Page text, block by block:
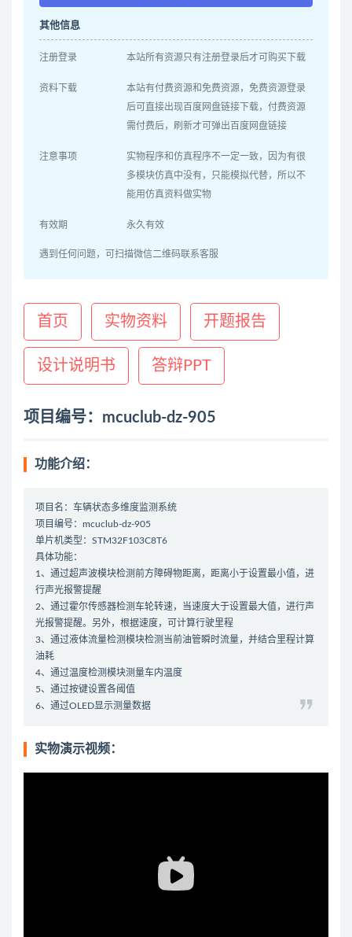
其他信息
注册登录 本站所有资源只有注册登录后才可购买下载
资料下载
本站有付费资源和免费资源，免费资源登录
后可直接出现百度网盘链接下载，付费资源
需付费后，刷新才可弹出百度网盘链接
注意事项
实物程序和仿真程序不一定一致，因为有很
多模块仿真中没有，只能模拟代替，所以不
能用仿真资料做实物
有效期 永久有效
遇到任何问题，可扫描微信二维码联系客服
首页 实物资料 开题报告
设计说明书 答辩PPT
项目编号：mcuclub-dz-905
功能介绍：
项目名：车辆状态多维度监测系统
项目编号：mcuclub-dz-905
单片机类型：STM32F103C8T6
具体功能：
1、通过超声波模块检测前方障碍物距离，距离小于设置最小值，进
行声光报警提醒
2、通过霍尔传感器检测车轮转速，当速度大于设置最大值，进行声
光报警提醒。另外，根据速度，可计算行驶里程
3、通过液体流量检测模块检测当前油管瞬时流量，并结合里程计算
油耗
4、通过温度检测模块测量车内温度
5、通过按键设置各阈值
6、通过OLED显示测量数据
实物演示视频：